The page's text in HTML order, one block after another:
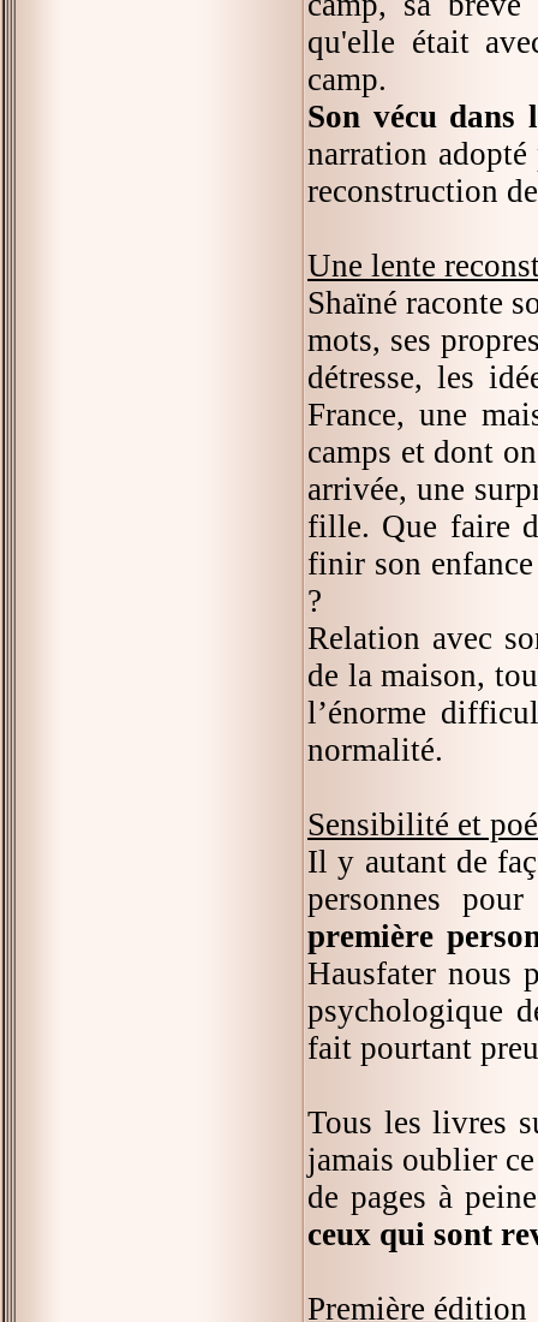
qu'elle était
camp.
Son vécu
narration
reconstruction
Une lente
Shaïné raconte
mots, ses
détresse, les
France, une
camps et dont
arrivée, une
fille. Que faire
finir son
?
Relation avec
de la maison,
l’énorme
normalité.
Sensibilité et
Il y autant de
personnes
première
Hausfater nous
psychologique
fait pourtant
Tous les livres
jamais oublier
de pages à
ceux qui sont
Première édition